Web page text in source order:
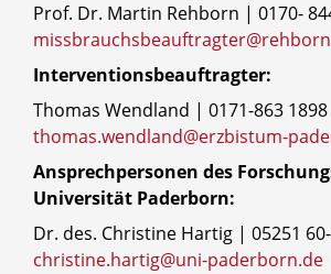
Prof. Dr. Martin Rehborn | 0170-
Interventionsbeauftragter:
Thomas Wendland | 0171-863
thomas.wendland@erzbistum-
Ansprechpersonen des
Universität Paderborn:
Dr. des. Christine Hartig | 05251
christine.hartig@uni-paderborn.de